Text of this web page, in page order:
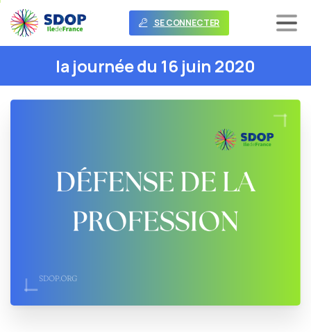
SE CONNECTER
la journéedu 16 juin 2020